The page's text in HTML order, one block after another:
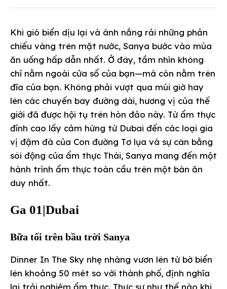
Khi gió biển dịu lại và ánh nắng rải những phản
chiếu vàng trên mặt nước, Sanya bước vào mùa
ăn uống hấp dẫn nhất. Ở đây, tầm nhìn không
chỉ nằm ngoài cửa sổ của bạn—mà còn nằm trên
đĩa của bạn. Không phải vượt qua múi giờ hay
lên các chuyến bay đường dài, hương vị của thế
giới đã được hội tụ trên hòn đảo này. Từ ẩm thực
đỉnh cao lấy cảm hứng từ Dubai đến các loại gia
vị đậm đà của Con đường Tơ lụa và sự cân bằng
sôi động của ẩm thực Thái, Sanya mang đến một
hành trình ẩm thực toàn cầu trên một bàn ăn
duy nhất.
Ga 01|Dubai
Bữa tối trên bầu trời Sanya
Dinner In The Sky nhẹ nhàng vươn lên từ bờ biển
lên khoảng 50 mét so với thành phố, định nghĩa